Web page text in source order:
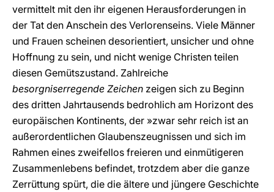
vermittelt mit den ihr eigenen Herausforderungen in
der Tat den Anschein des Verlorenseins. Viele Männer
und Frauen scheinen desorientiert, unsicher und ohne
Hoffnung zu sein, und nicht wenige Christen teilen
diesen Gemütszustand. Zahlreiche
besorgniserregende Zeichen zeigen sich zu Beginn
des dritten Jahrtausends bedrohlich am Horizont des
europäischen Kontinents, der »zwar sehr reich ist an
außerordentlichen Glaubenszeugnissen und sich im
Rahmen eines zweifellos freieren und einmütigeren
Zusammenlebens befindet, trotzdem aber die ganze
Zerrüttung spürt, die die ältere und jüngere Geschichte